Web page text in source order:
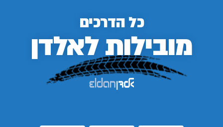
כל הדרכים
מובילות לאלדן